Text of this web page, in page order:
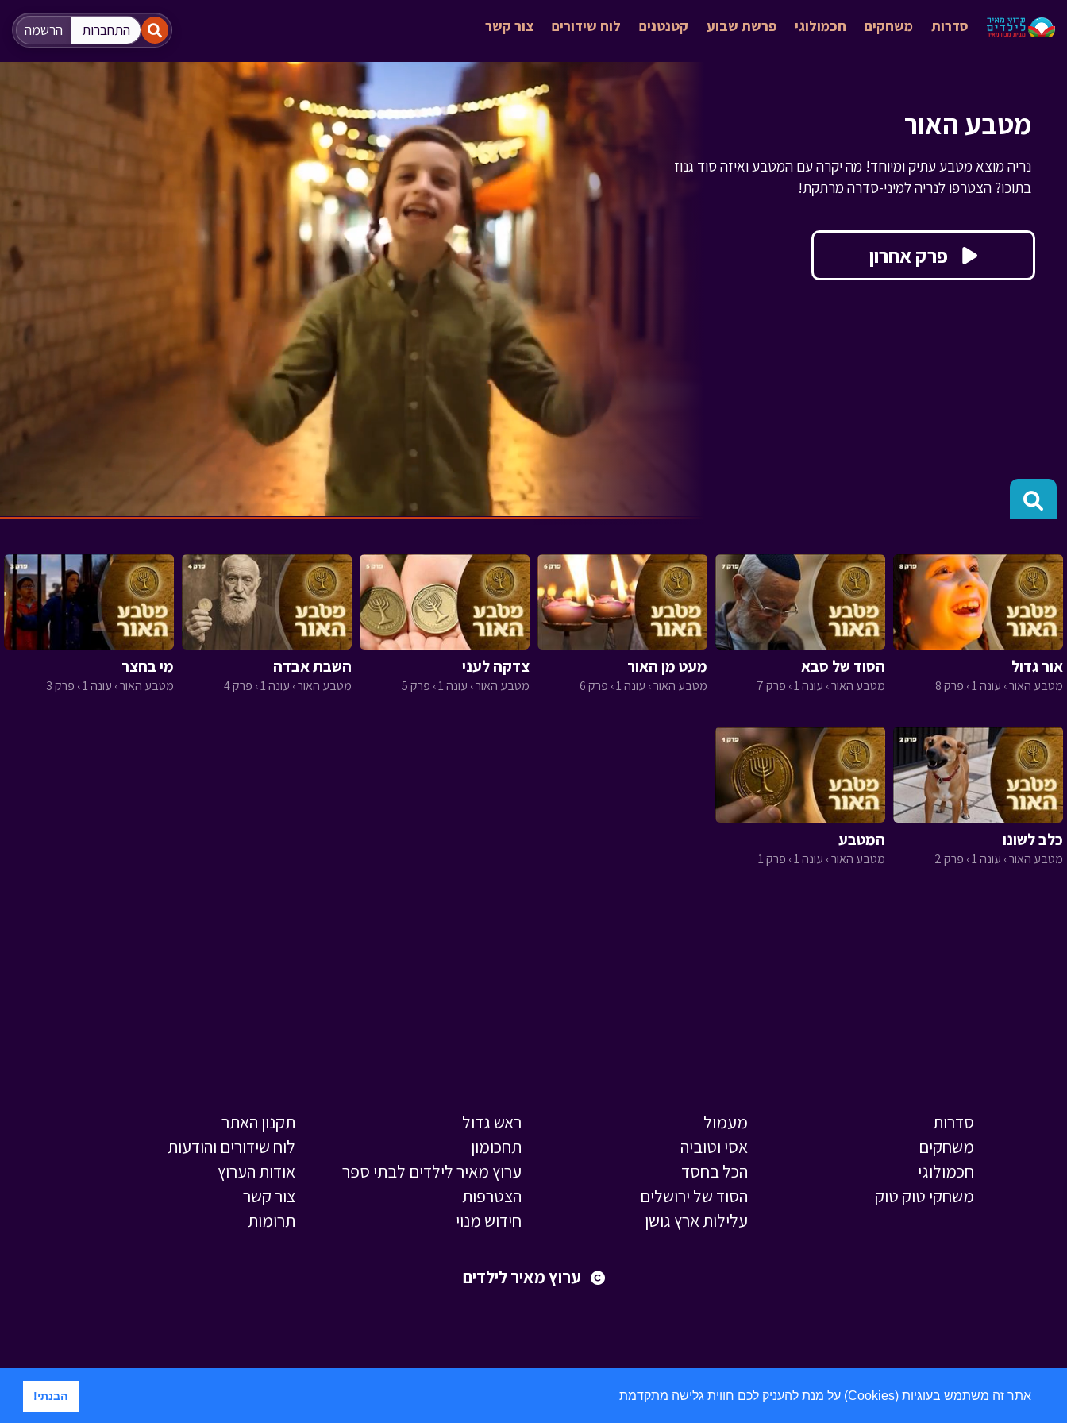
אתר זה משתמש בעוגיות (Cookies) על מנת להעניק לכם חווית גלישה מתקדמת הבנתי!
התחברות הרשמה צור קשר לוח שידורים קטנטנים פרשת שבוע חכמולוגי משחקים סדרות
מטבע האור
נריה מוצא מטבע עתיק ומיוחד! מה יקרה עם המטבע ואיזה סוד גנוז
בתוכו? הצטרפו לנריה למיני-סדרה מרתקת!
אור גדול
מטבע האור › עונה 1 › פרק 8
הסוד של סבא
מטבע האור › עונה 1 › פרק 7
מעט מן האור
מטבע האור › עונה 1 › פרק 6
צדקה לעני
מטבע האור › עונה 1 › פרק 5
השבת אבדה
מטבע האור › עונה 1 › פרק 4
מי בחצר
מטבע האור › עונה 1 › פרק 3
כלב לשונו
מטבע האור › עונה 1 › פרק 2
המטבע
מטבע האור › עונה 1 › פרק 1
סדרות
משחקים
חכמולוגי
משחקי טוק טוק
מעמול
אסי וטוביה
הכל בחסד
הסוד של ירושלים
עלילות ארץ גושן
ראש גדול
תחכומון
ערוץ מאיר לילדים לבתי ספר
הצטרפות
חידוש מנוי
תקנון האתר
לוח שידורים והודעות
אודות הערוץ
צור קשר
תרומות